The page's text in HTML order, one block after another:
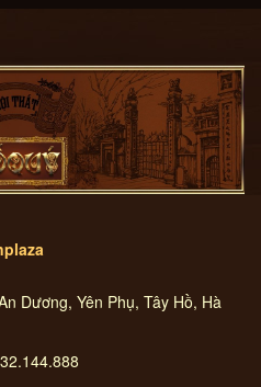
Dương, Yên Phụ, Tây Hồ, Hà